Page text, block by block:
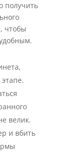
получить
чтобы
велик.
и вбить